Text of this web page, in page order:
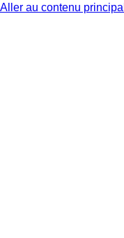
Aller au contenu principal